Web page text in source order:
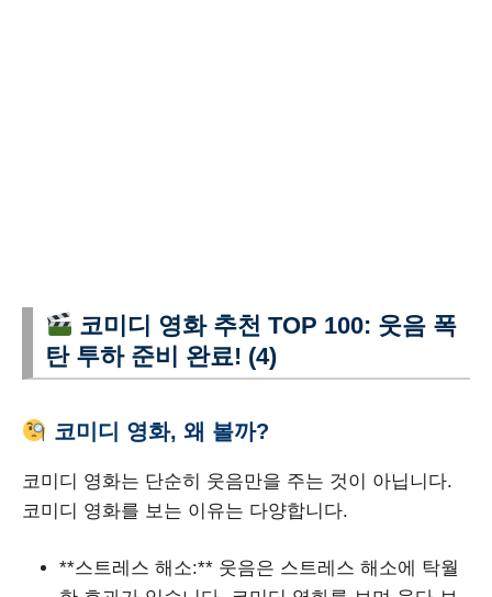
코미디 영화 추천 TOP 100: 웃음 폭
탄 투하 준비 완료! (4)
코미디 영화, 왜 볼까?
코미디 영화는 단순히 웃음만을 주는 것이 아닙니다.
코미디 영화를 보는 이유는 다양합니다.
**스트레스 해소:** 웃음은 스트레스 해소에 탁월